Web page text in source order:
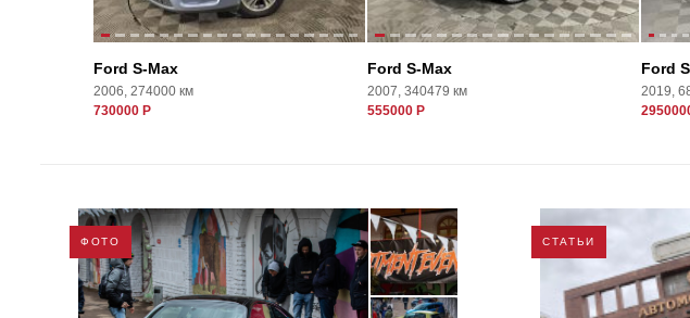
Ford S-Max
2006, 274000 км
730000 Р
Ford S-Max
2007, 340479 км
555000 Р
Ford
2019,
ФОТО СТАТЬИ